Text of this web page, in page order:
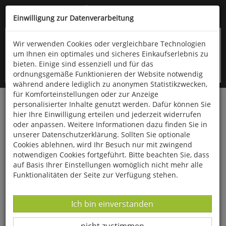
Kompletten Head der Seite überspringen
oder (06766) 9323-960
Startseite Fundgrube Advent & Weihnachten
Weihnachten mit Hund
Einwilligung zur Datenverarbeitung
Wir verwenden Cookies oder vergleichbare Technologien
um Ihnen ein optimales und sicheres Einkaufserlebnis zu
bieten. Einige sind essenziell und für das
ordnungsgemäße Funktionieren der Website notwendig
während andere lediglich zu anonymen Statistikzwecken,
für Komforteinstellungen oder zur Anzeige
personalisierter Inhalte genutzt werden. Dafür können Sie
hier Ihre Einwilligung erteilen und jederzeit widerrufen
oder anpassen. Weitere Informationen dazu finden Sie in
unserer Datenschutzerklärung. Sollten Sie optionale
Cookies ablehnen, wird Ihr Besuch nur mit zwingend
notwendigen Cookies fortgeführt. Bitte beachten Sie, dass
auf Basis Ihrer Einstellungen womöglich nicht mehr alle
Funktionalitäten der Seite zur Verfügung stehen.
Datenverarbeitung -
Ich bin einverstanden